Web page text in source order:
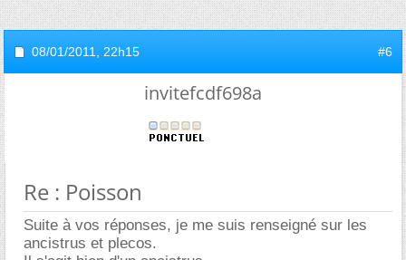
08/01/2011, 22h15 #6
invitefcdf698a
Re : Poisson
Suite à vos réponses, je me suis renseigné sur les
ancistrus et plecos.